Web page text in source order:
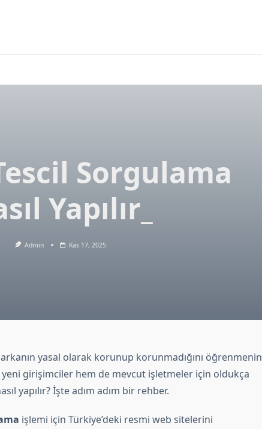
Sorgulama
Yapılır_
Admin Kas 17, 2025
yasal olarak korunup korunmadığını öğrenmenin
girişimciler hem de mevcut işletmeler için oldukça
yapılır? İşte adım adım bir rehber.
işlemi için Türkiye’deki resmi web sitelerini